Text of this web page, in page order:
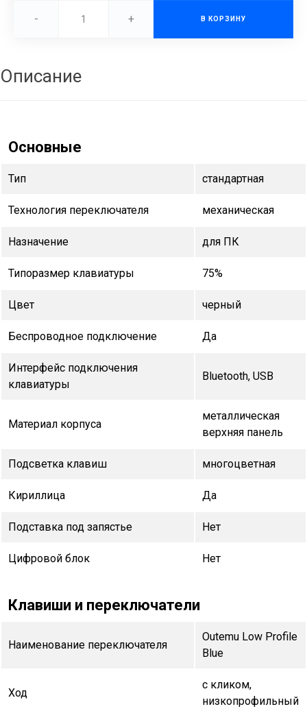
- + В КОРЗИНУ
Описание
Основные
Тип стандартная
Технология переключателя механическая
Назначение для ПК
Типоразмер клавиатуры 75%
Цвет черный
Беспроводное подключение Да
Интерфейс подключения
клавиатуры
Bluetooth, USB
Материал корпуса
металлическая
верхняя панель
Подсветка клавиш многоцветная
Кириллица Да
Подставка под запястье Нет
Цифровой блок Нет
Клавиши и переключатели
Наименование переключателя
Outemu Low Profile
Blue
Ход
с кликом,
низкопрофильный